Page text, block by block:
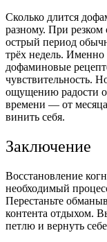
Сколько длится
разному. При
острый период
трёх недель.
дофаминовые
чувствительность.
ощущению радости
времени — от
винить себя.
Заключение
Восстановление
необходимый
Перестаньте
контента отдыхом.
петлю и вернуть